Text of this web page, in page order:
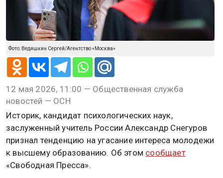
Фото: Ведяшкин Сергей/Агентство «Москва»
12 мая 2026, 11:00 — Общественная служба
новостей — ОСН
Историк, кандидат психологических наук,
заслуженный учитель России Александр Снегуров
признал тенденцию на угасание интереса молодежи
к высшему образованию. Об этом сообщает
«Свободная Пресса».